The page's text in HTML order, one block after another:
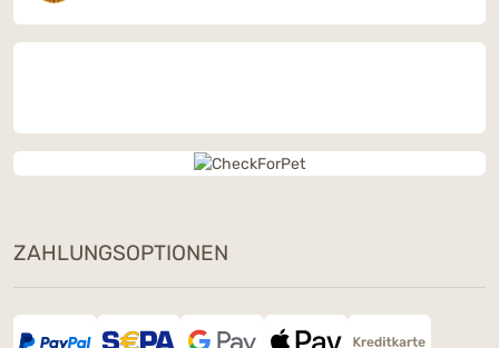
ZAHLUNGSOPTIONEN